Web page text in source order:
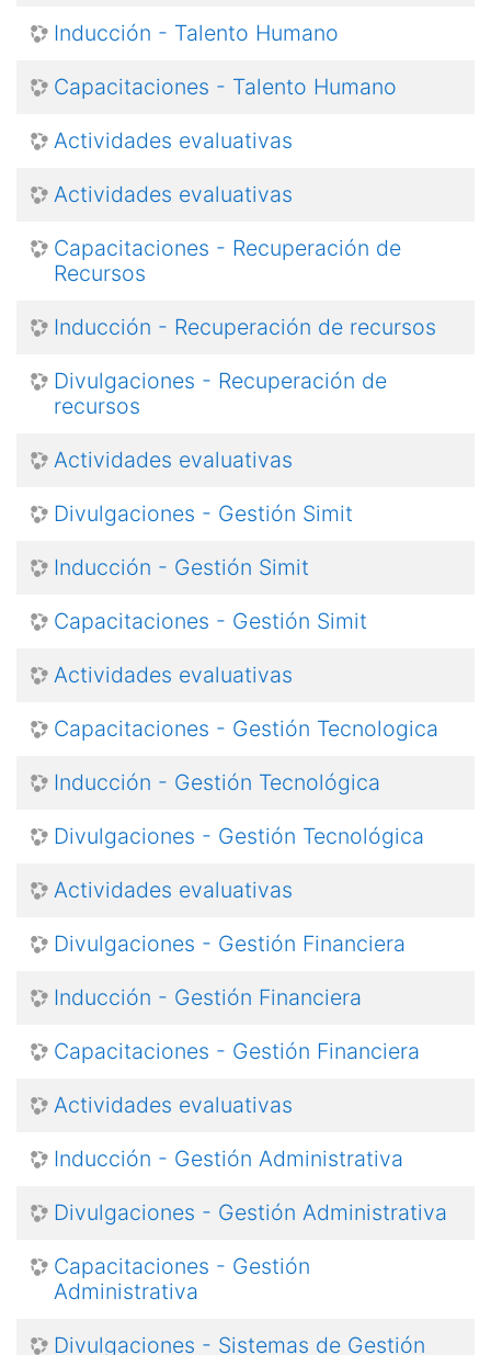
Inducción - Talento Humano
Capacitaciones - Talento Humano
Actividades evaluativas
Actividades evaluativas
Capacitaciones - Recuperación de
Recursos
Inducción - Recuperación de recursos
Divulgaciones - Recuperación de
recursos
Actividades evaluativas
Divulgaciones - Gestión Simit
Inducción - Gestión Simit
Capacitaciones - Gestión Simit
Actividades evaluativas
Capacitaciones - Gestión Tecnologica
Inducción - Gestión Tecnológica
Divulgaciones - Gestión Tecnológica
Actividades evaluativas
Divulgaciones - Gestión Financiera
Inducción - Gestión Financiera
Capacitaciones - Gestión Financiera
Actividades evaluativas
Inducción - Gestión Administrativa
Divulgaciones - Gestión Administrativa
Capacitaciones - Gestión
Administrativa
Divulgaciones - Sistemas de Gestión